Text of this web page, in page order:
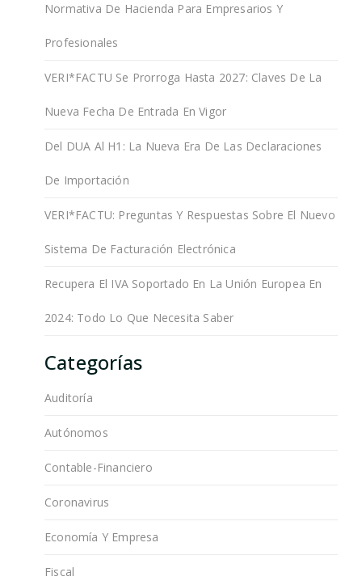
Normativa De Hacienda Para Empresarios Y
Profesionales
VERI*FACTU Se Prorroga Hasta 2027: Claves De La
Nueva Fecha De Entrada En Vigor
Del DUA Al H1: La Nueva Era De Las Declaraciones
De Importación
VERI*FACTU: Preguntas Y Respuestas Sobre El Nuevo
Sistema De Facturación Electrónica
Recupera El IVA Soportado En La Unión Europea En
2024: Todo Lo Que Necesita Saber
Categorías
Auditoría
Autónomos
Contable-Financiero
Coronavirus
Economía Y Empresa
Fiscal